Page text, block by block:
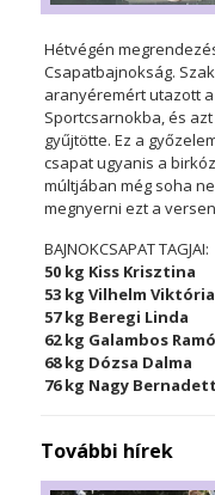
Hétvégén
Csapatbajnokság.
aranyéremért utazott
Sportcsarnokba, és
gyűjtötte. Ez a
csapat ugyanis a
múltjában még soha
megnyerni ezt a
BAJNOKCSAPAT TAGJAI:
50 kg Kiss Krisztina
53 kg Vilhelm Viktória
57 kg Beregi Linda
62 kg Galambos
68 kg Dózsa Dalma
76 kg Nagy Bernadett
További hírek